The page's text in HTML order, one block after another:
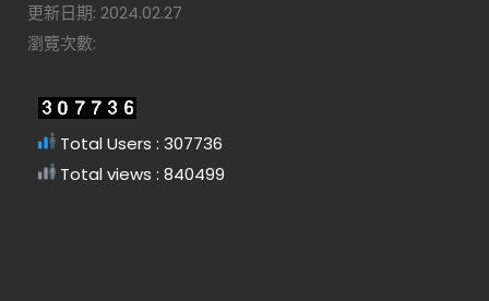
更新日期: 2024.02.27
瀏覽次數:
Total Users : 307736
Total views : 840499